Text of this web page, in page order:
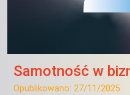
Samotność w
Opublikowano: 27/11/2025